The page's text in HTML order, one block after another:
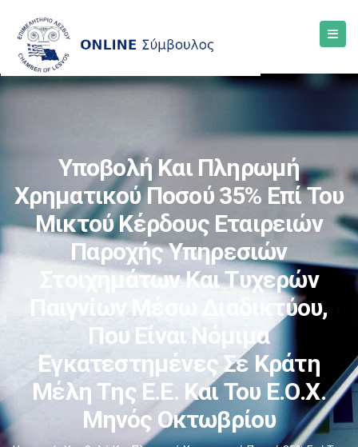
Υποβολή Και Πληρωμή
Χρηματικού Ποσού 35% Επί Του
Μικτού Κέρδους Εταιρειών
Παροχής Υπηρεσιών
Στοιχημάτων Και Τυχερών
Παιγνίων Μέσω Διαδικτύου,
Που Είναι Νόμιμα
Εγκατεστημένες Σε Κράτη
Μέλη Της Ε.Ε. Και Του Ε.Ο.Χ.
Μηνός Οκτωβρίου